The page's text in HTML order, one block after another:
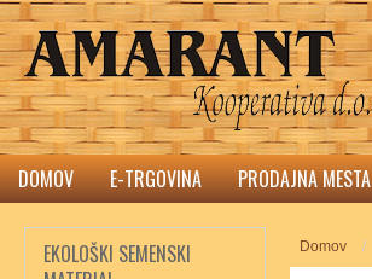
DOMOV E-TRGOVINA PRODAJNA MESTA
EKOLOŠKI SEMENSKI
Domov